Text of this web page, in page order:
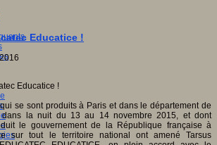
Educatice !
se sont produits à Paris et dans le département de
dans la nuit du 13 au 14 novembre 2015, et dont
le gouvernement de la République française à
sur tout le territoire national ont amené Tarsus